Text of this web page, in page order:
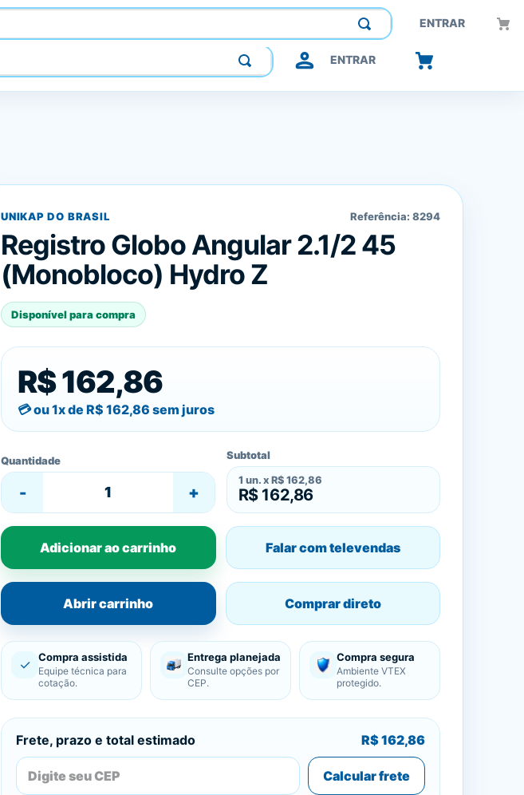
ENTRAR
Construindo confiança, inovando o futuro.
ENTRAR
UNIKAP DO BRASIL Referência: 8294
Registro Globo Angular 2.1/2 45
(Monobloco) Hydro Z
Disponível para compra
R$ 162,86
ou 1x de R$ 162,86 sem juros
Quantidade
- +
Subtotal
1 un. x R$ 162,86
R$ 162,86
Adicionar ao carrinho Falar com televendas
Abrir carrinho Comprar direto
✓ Compra assistida
Equipe técnica para
cotação.
Entrega planejada
Consulte opções por
CEP.
Compra segura
Ambiente VTEX
protegido.
Frete, prazo e total estimado R$ 162,86
Calcular frete